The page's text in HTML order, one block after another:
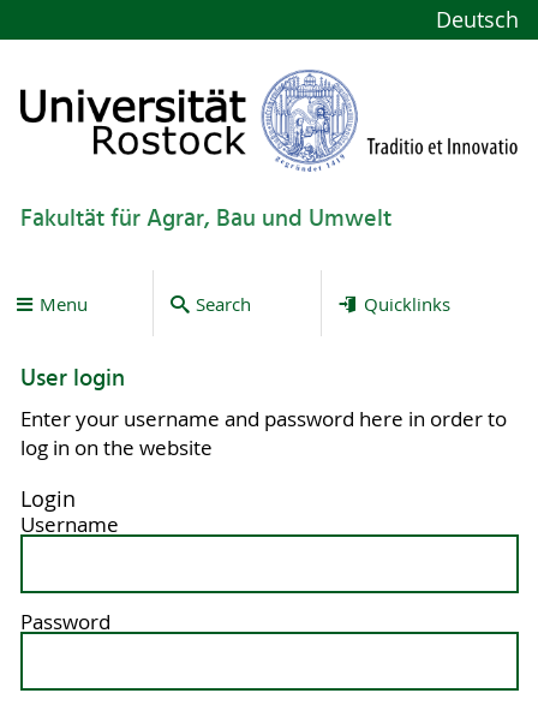
Deutsch
Fakultät für Agrar, Bau und Umwelt
Menu Search Quicklinks
User login
Enter your username and password here in order to
log in on the website
Login
Username
Password